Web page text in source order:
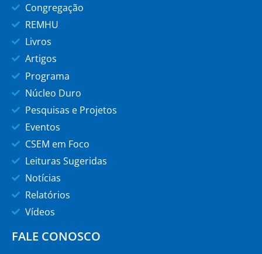
Congregação
REMHU
Livros
Artigos
Programa
Núcleo Duro
Pesquisas e Projetos
Eventos
CSEM em Foco
Leituras Sugeridas
Notícias
Relatórios
Vídeos
FALE CONOSCO